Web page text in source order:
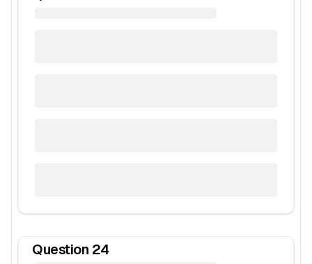
Question 24